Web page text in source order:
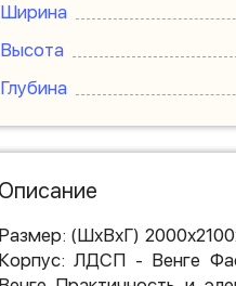
Ширина
Высота
Глубина
Описание
Размер: (ШхВхГ)
Корпус: ЛДСП - Венге